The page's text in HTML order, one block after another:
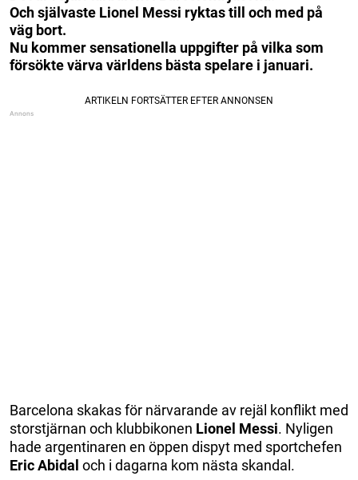
Och självaste Lionel Messi ryktas till och med på
väg bort.
Nu kommer sensationella uppgifter på vilka som
försökte värva världens bästa spelare i januari.
Barcelona skakas för närvarande av rejäl konflikt med
storstjärnan och klubbikonen Lionel Messi. Nyligen
hade argentinaren en öppen dispyt med sportchefen
Eric Abidal och i dagarna kom nästa skandal.